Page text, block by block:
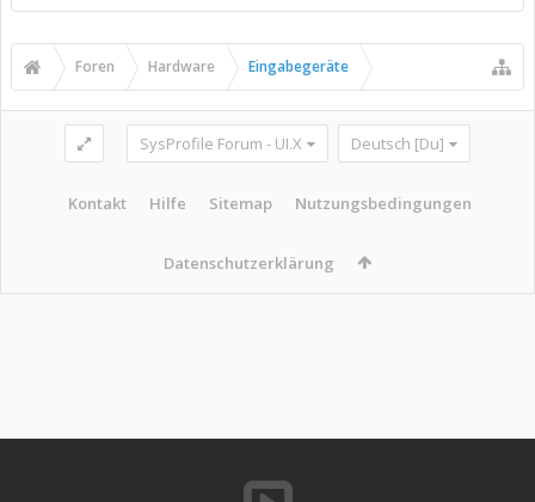
Foren Hardware Eingabegeräte
SysProfile Forum - UI.X Deutsch [Du]
Kontakt Hilfe Sitemap Nutzungsbedingungen
Datenschutzerklärung